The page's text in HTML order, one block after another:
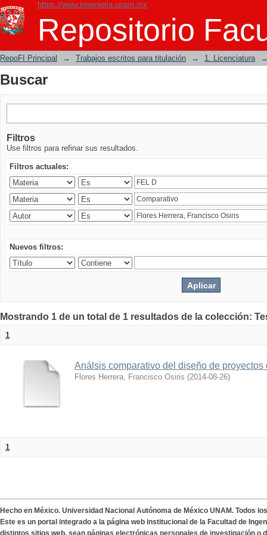
https://www.ingenieria.unam.mx
Repositorio
Buscar
RepoFI Principal → Trabajos escritos para titulación → 1. Licenciatura
Buscar
Filtros
Use filtros para refinar sus resultados.
Filtros actuales:
Nuevos filtros:
Mostrando 1 de un total de 1 resultados de la colección:
1
Análsis comparativo del diseño de
Flores Herrera, Francisco Osiris (2014-08-26)
1
Hecho en México. Universidad Nacional Autónoma de México UNAM. Todos
Este es un portal integrado a la página web institucional de la Facultad de
distintos sitios web, sean páginas electrónicas personales de investigación o